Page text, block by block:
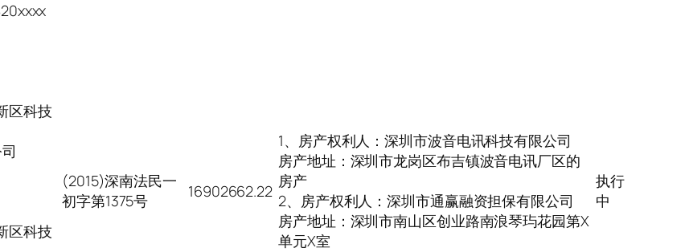
区科技
区科技
(2015)深南法民一
初字第1375号
16902662.22
1、房产权利人：深圳市波音电讯科技有限公司
房产地址：深圳市龙岗区布吉镇波音电讯厂区的
房产
2、房产权利人：深圳市通赢融资担保有限公司
房产地址：深圳市南山区创业路南浪琴玙花园第X
单元X室
执行
中